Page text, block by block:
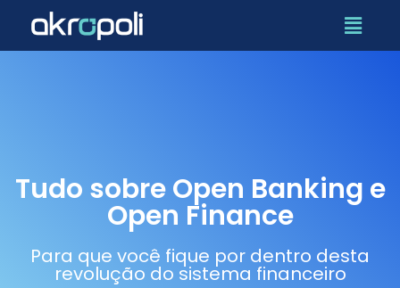
Tudo sobre Open Banking e
Open Finance
Para que você fique por dentro desta
revolução do sistema financeiro